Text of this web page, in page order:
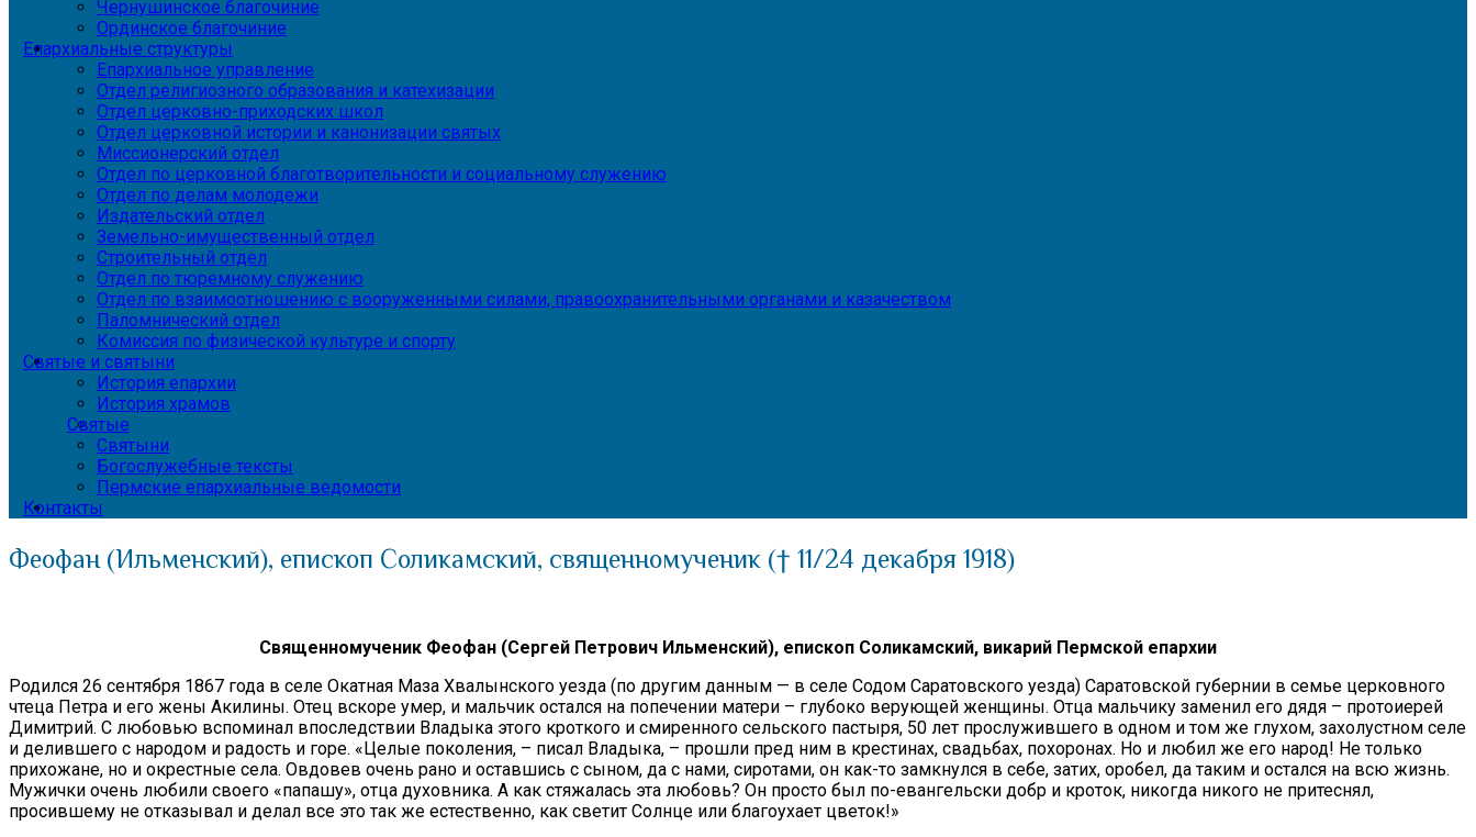
Чернушинское благочиние
Ординское благочиние
Епархиальные структуры
Епархиальное управление
Отдел религиозного образования и катехизации
Отдел церковно-приходских школ
Отдел церковной истории и канонизации святых
Миссионерский отдел
Отдел по церковной благотворительности и социальному служению
Отдел по делам молодежи
Издательский отдел
Земельно-имущественный отдел
Строительный отдел
Отдел по тюремному служению
Отдел по взаимоотношению с вооруженными силами, правоохранительными органами и казачеством
Паломнический отдел
Комиссия по физической культуре и спорту
Святые и святыни
История епархии
История храмов
Святые
Святыни
Богослужебные тексты
Пермские епархиальные ведомости
Контакты
Феофан (Ильменский), епископ Соликамский, священномученик († 11/24 декабря 1918)
Священномученик Феофан (Сергей Петрович Ильменский), епископ Соликамский, викарий Пермской епархии
Родился 26 сентября 1867 года в селе Окатная Маза Хвалынского уезда (по другим данным — в селе Содом Саратовского уезда) Саратовской губернии в семье церковного
чтеца Петра и его жены Акилины. Отец вскоре умер, и мальчик остался на попечении матери – глубоко верующей женщины. Отца мальчику заменил его дядя – протоиерей
Димитрий. С любовью вспоминал впоследствии Владыка этого кроткого и смиренного сельского пастыря, 50 лет прослужившего в одном и том же глухом, захолустном селе
и делившего с народом и радость и горе. «Целые поколения, – писал Владыка, – прошли пред ним в крестинах, свадьбах, похоронах. Но и любил же его народ! Не только
прихожане, но и окрестные cела. Овдовев очень рано и оставшись с сыном, да с нами, сиротами, он как-то замкнулся в себе, затих, оробел, да таким и остался на всю жизнь.
Мужички очень любили своего «папашу», отца духовника. А как стяжалась эта любовь? Он просто был по-евангельски добр и кроток, никогда никого не притеснял,
просившему не отказывал и делал все это так же естественно, как светит Солнце или благоухает цветок!»